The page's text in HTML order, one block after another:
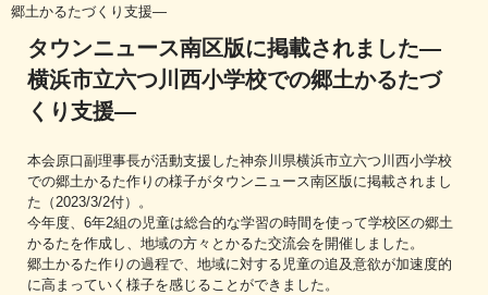
郷土かるたづくり支援―
タウンニュース南区版に掲載されました―
横浜市立六つ川西小学校での郷土かるたづ
くり支援―
本会原口副理事長が活動支援した神奈川県横浜市立六つ川西小学校
での郷土かるた作りの様子がタウンニュース南区版に掲載されまし
た（2023/3/2付）。
今年度、6年2組の児童は総合的な学習の時間を使って学校区の郷土
かるたを作成し、地域の方々とかるた交流会を開催しました。
郷土かるた作りの過程で、地域に対する児童の追及意欲が加速度的
に高まっていく様子を感じることができました。